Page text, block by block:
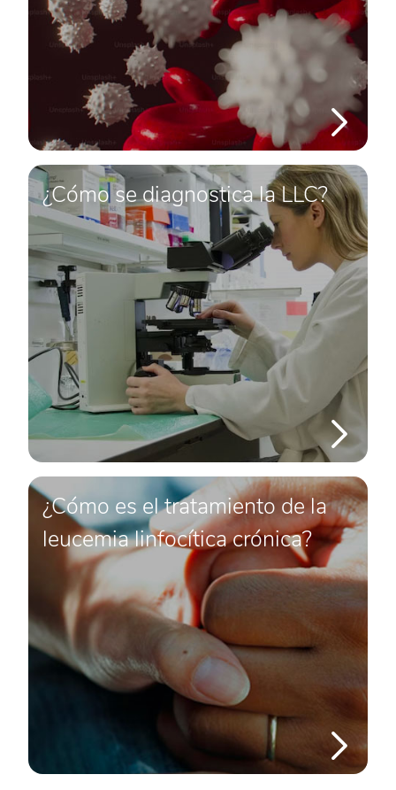
¿Cómo se diagnostica la LLC?
¿Cómo es el tratamiento de la
leucemia linfocítica crónica?